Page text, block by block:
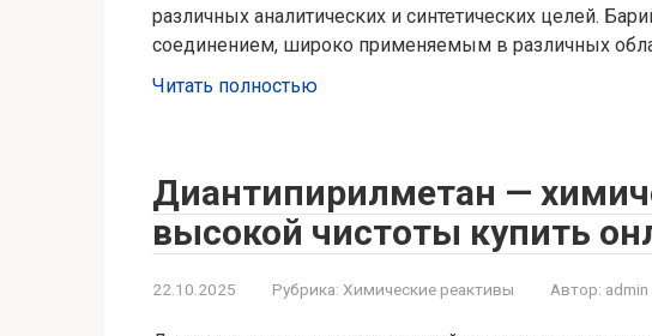
различных аналитических и синтетических целей.
соединением, широко применяемым в различных
Читать полностью
Диантипирилметан —
высокой чистоты купить
22.10.2025 Рубрика: Химические реактивы Автор: admin